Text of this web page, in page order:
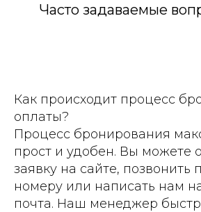
Часто задаваемые
Как происходит процесс
оплаты?
Процесс бронирования
прост и удобен. Вы можете
заявку на сайте, позвонить
номеру или написать нам
почта. Наш менеджер